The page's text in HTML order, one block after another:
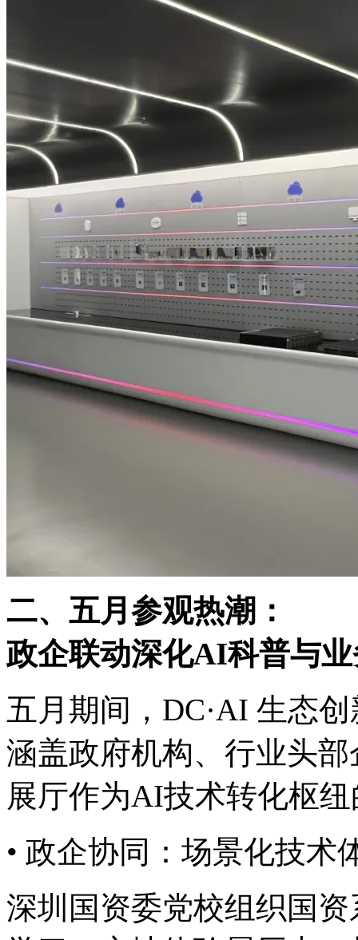
二、五月参观热潮：
政企联动深化AI科普与
五月期间，DC·AI 生态
涵盖政府机构、行业头
展厅作为AI技术转化枢
• 政企协同：场景化技
深圳国资委党校组织国